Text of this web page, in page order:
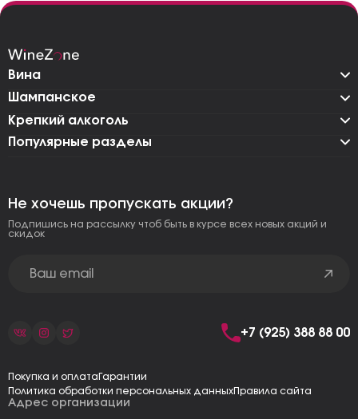
Вина
Шампанское
Крепкий алкоголь
Популярные разделы
Адрес организации
Не хочешь пропускать акции?
Подпишись на рассылку чтоб быть в курсе всех новых акций и
скидок
+7 (925) 388 88 00
Покупка и оплата Гарантии
Политика обработки персональных данныхПравила сайта